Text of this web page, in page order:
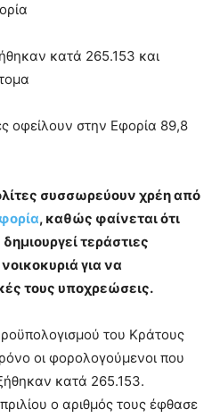
κατά 265.153 και
οφείλουν στην Εφορία 89,8
συσσωρεύουν χρέη από
, καθώς φαίνεται ότι
τεράστιες
για να
τους υποχρεώσεις.
του Κράτους
οι φορολογούμενοι που
κατά 265.153.
ο αριθμός τους έφθασε